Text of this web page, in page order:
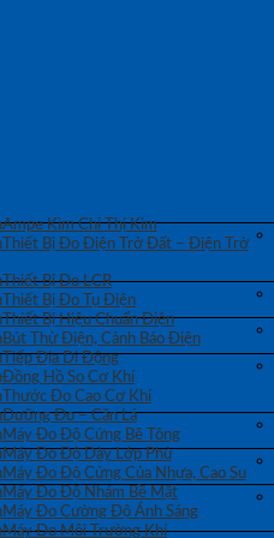
Ampe Kìm Chỉ Thị Kim
Thiết Bị Đo Điện Trở Đất – Điện Trở
Thiết Bị Đo LCR
Thiết Bị Đo Tụ Điện
Thiết Bị Hiệu Chuẩn Điện
Bút Thử Điện, Cảnh Báo Điện
Tiếp Địa Di Động
Đồng Hồ So Cơ Khí
Thước Đo Cao Cơ Khí
Dưỡng Đo – Căn Lá
Máy Đo Độ Cứng Bê Tông
Máy Đo Độ Dày Lớp Phủ
Máy Đo Độ Cứng Của Nhựa, Cao Su
Máy Đo Độ Nhám Bề Mặt
Máy Đo Cường Độ Ánh Sáng
Máy Đo Môi Trường Khí